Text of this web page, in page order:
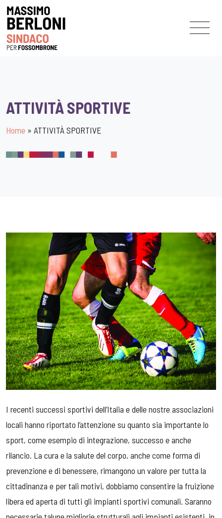
ATTIVITÀ SPORTIVE
Home » ATTIVITÀ SPORTIVE
I recenti successi sportivi dell’Italia e delle nostre associazioni
locali hanno riportato l’attenzione su quanto sia importante lo
sport, come esempio di integrazione, successo e anche
rilancio. La cura e la salute del corpo, anche come forma di
prevenzione e di benessere, rimangono un valore per tutta la
cittadinanza e per tali motivi, dobbiamo consentire la fruizione
libera ed aperta di tutti gli impianti sportivi comunali. Saranno